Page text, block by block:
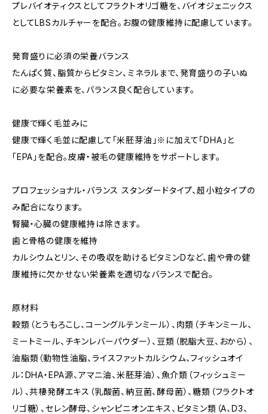
プレバイオティクスとしてフラクトオリゴ糖を、バイオジェニックス
としてLBSカルチャーを配合。お腹の健康維持に配慮しています。
発育盛りに必須の栄養バランス
たんぱく質、脂質からビタミン、ミネラルまで、発育盛りの子いぬ
に必要な栄養素を、バランス良く配合しています。
健康で輝く毛並みに
健康で輝く毛並に配慮して「米胚芽油」※に加えて「DHA」と
「EPA」を配合。皮膚・被毛の健康維持をサポートします。
プロフェッショナル・バランス スタンダードタイプ、超小粒タイプの
み配合になります。
腎臓・心臓の健康維持は除きます。
歯と骨格の健康を維持
カルシウムとリン、その吸収を助けるビタミンDなど、歯や骨の健
康維持に欠かせない栄養素を適切なバランスで配合。
原材料
穀類（とうもろこし、コーングルテンミール）、肉類（チキンミール、
ミートミール、チキンレバーパウダー）、豆類（脱脂大豆、おから）、
油脂類（動物性油脂、ライスファットカルシウム、フィッシュオイ
ル：DHA・EPA源、アマニ油、米胚芽油）、魚介類（フィッシュミー
ル）、共棲発酵エキス（乳酸菌、納豆菌、酵母菌）、糖類（フラクトオ
リゴ糖）、セレン酵母、シャンピニオンエキス、ビタミン類（A、D3、